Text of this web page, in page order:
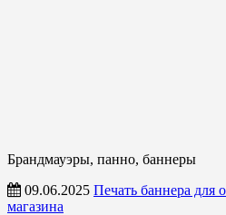
Брандмауэры, панно, баннеры
09.06.2025 Печать баннера для
магазина